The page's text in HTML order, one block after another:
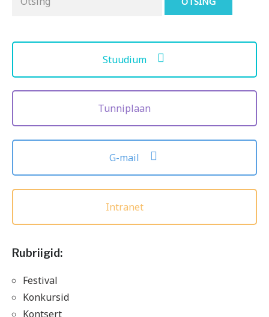
for:
Stuudium
Tunniplaan
G-mail
Intranet
Rubriigid:
Festival
Konkursid
Kontsert